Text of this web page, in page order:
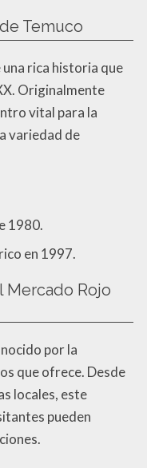
Temuco
rica historia que
Originalmente
vital para la
variedad de
1980.
en 1997.
Mercado Rojo
por la
que ofrece. Desde
locales, este
pueden